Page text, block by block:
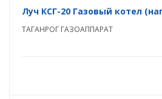
Луч КСГ-20 Газовый котел
ТАГАНРОГ ГАЗОАППАРАТ